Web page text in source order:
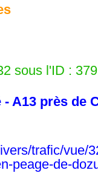
sous l'ID : 379
- A13 près de
trafic/vue/
peage-de-